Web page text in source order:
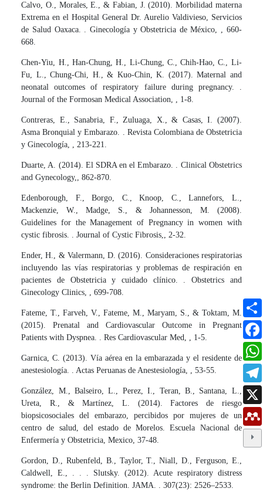
Calvo, O., Morales, E., & Fabian, J. (2010). Morbilidad materna
Extrema en el Hospital General Dr. Aurelio Valdivieso, Servicios
de Salud Oaxaca. . Ginecología y Obstetricia de México, , 660-
668.
Chen-Yiu, H., Han-Chung, H., Li-Chung, C., Chih-Hao, C., Li-
Fu, L., Chung-Chi, H., & Kuo-Chin, K. (2017). Maternal and
neonatal outcomes of respiratory failure during pregnancy. .
Journal of the Formosan Medical Association, , 1-8.
Contreras, E., Sanabria, F., Zuluaga, X., & Casas, I. (2007).
Asma Bronquial y Embarazo. . Revista Colombiana de Obstetricia
y Ginecología, , 213-221.
Duarte, A. (2014). El SDRA en el Embarazo. . Clinical Obstetrics
and Gynecology,, 862-870.
Edenborough, F., Borgo, C., Knoop, C., Lannefors, L.,
Mackenzie, W., Madge, S., & Johannesson, M. (2008).
Guidelines for the Management of Pregnancy in women with
cystic fibrosis. . Journal of Cystic Fibrosis,, 2-32.
Ender, H., & Valermann, D. (2016). Consideraciones respiratorias
incluyendo las vías respiratorias y problemas de respiración en
pacientes de Obstetricia y cuidado clínico. . Obstetrics and
Ginecology Clinics, , 699-708.
Fateme, T., Farveh, V., Fateme, M., Maryam, S., & Toktam, M.
(2015). Prenatal and Cardiovascular Outcome in Pregnant
Patients with Dyspnea. . Res Cardiovascular Med, , 1-5.
Garnica, C. (2013). Vía aérea en la embarazada y el residente de
anestesiología. . Actas Peruanas de Anestesiología, , 53-55.
González, M., Balseiro, L., Perez, I., Teran, B., Santana, L.,
Ureta, R., & Martínez, L. (2014). Factores de riesgo
biopsicosociales del embarazo, percibidos por mujeres de un
centro de salud, del estado de Morelos. Escuela Nacional de
Enfermería y Obstetricia, Mexico, 37-48.
Gordon, D., Rubenfeld, B., Taylor, T., Niall, D., Ferguson, E.,
Caldwell, E., . . . Slutsky. (2012). Acute respiratory distress
syndrome: the Berlin Definition. JAMA. . 307(23): 2526–2533.